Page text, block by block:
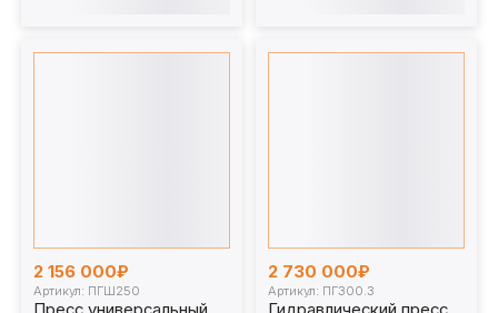
2 156 000₽
Артикул: ПГШ250
2 730 000₽
Артикул: ПГ300.3